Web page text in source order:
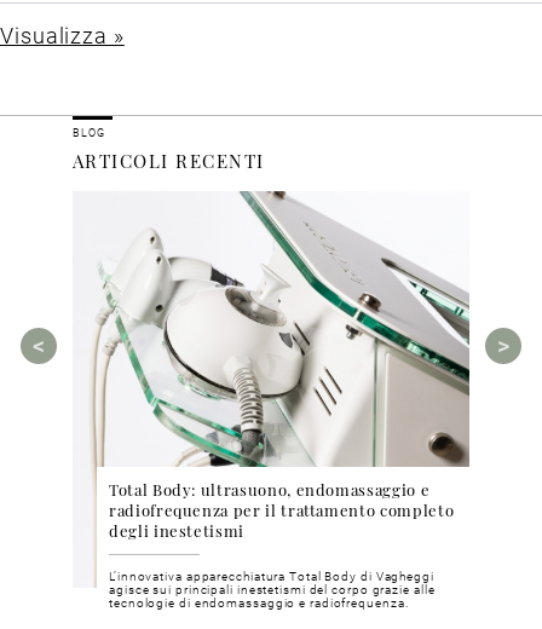
Visualizza »
BLOG
ARTICOLI RECENTI
Total Body: ultrasuono, endomassaggio e
radiofrequenza per il trattamento completo
degli inestetismi
L’innovativa apparecchiatura Total Body di Vagheggi
agisce sui principali inestetismi del corpo grazie alle
tecnologie di endomassaggio e radiofrequenza.